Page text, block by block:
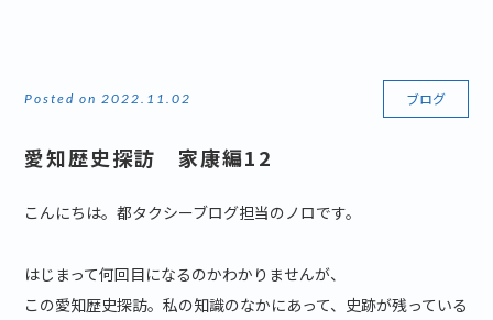
Posted on 2022.11.02 ブログ
愛知歴史探訪 家康編12
こんにちは。都タクシーブログ担当のノロです。
はじまって何回目になるのかわかりませんが、
この愛知歴史探訪。私の知識のなかにあって、史跡が残っている